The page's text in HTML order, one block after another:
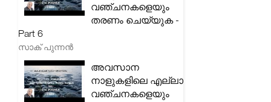
വഞ്ചനകളെയും
തരണം ചെയ്യുക -
Part 6
സാക് പുന്നൻ
അവസാന
നാളുകളിലെ എല്ലാ
വഞ്ചനകളെയും